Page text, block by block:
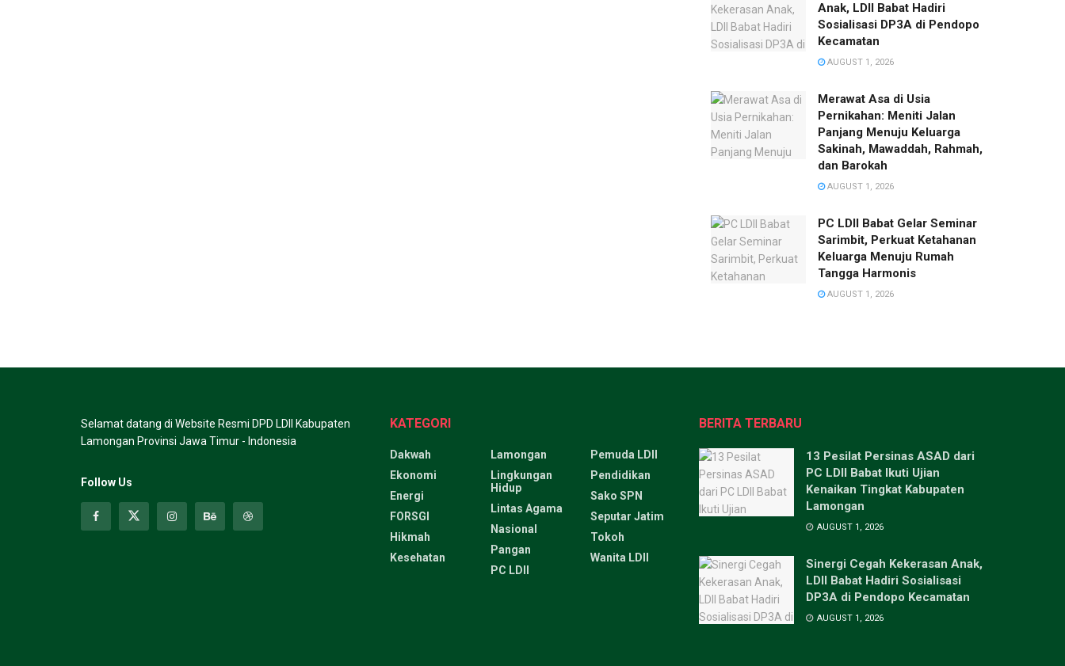
Anak, LDII Babat Hadiri
Sosialisasi DP3A di Pendopo
Kecamatan
AUGUST 1, 2026
Merawat Asa di Usia
Pernikahan: Meniti Jalan
Panjang Menuju Keluarga
Sakinah, Mawaddah, Rahmah,
dan Barokah
AUGUST 1, 2026
PC LDII Babat Gelar Seminar
Sarimbit, Perkuat Ketahanan
Keluarga Menuju Rumah
Tangga Harmonis
AUGUST 1, 2026
Selamat datang di Website Resmi DPD LDII Kabupaten
Lamongan Provinsi Jawa Timur - Indonesia
Follow Us
KATEGORI
Dakwah
Ekonomi
Energi
FORSGI
Hikmah
Kesehatan
Lamongan
Lingkungan
Hidup
Lintas Agama
Nasional
Pangan
PC LDII
Pemuda LDII
Pendidikan
Sako SPN
Seputar Jatim
Tokoh
Wanita LDII
BERITA TERBARU
13 Pesilat Persinas ASAD dari
PC LDII Babat Ikuti Ujian
Kenaikan Tingkat Kabupaten
Lamongan
AUGUST 1, 2026
Sinergi Cegah Kekerasan Anak,
LDII Babat Hadiri Sosialisasi
DP3A di Pendopo Kecamatan
AUGUST 1, 2026